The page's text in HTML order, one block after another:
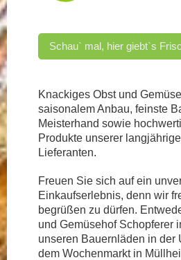
Schau` mal, hier giebt`s
Knackiges Obst und
saisonalem Anbau, feinste
Meisterhand sowie
Produkte unserer
Lieferanten.
Freuen Sie sich auf ein
Einkaufserlebnis, denn wir
begrüßen zu dürfen.
und Gemüsehof Schopferer
unseren Bauernläden in der
dem Wochenmarkt in